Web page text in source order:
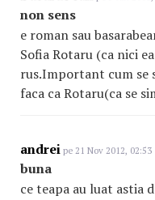
non sens
e roman sau
Sofia Rotaru (ca nici
rus.Important cum se
faca ca Rotaru(ca se
andrei pe 21 Nov 2012, 02:53
buna
ce teapa au luat astia